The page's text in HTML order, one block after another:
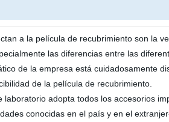
a la película de recubrimiento son la
las diferencias entre las
de la empresa está cuidadosamente
de la película de recubrimiento.
adopta todos los accesorios
conocidas en el país y en el